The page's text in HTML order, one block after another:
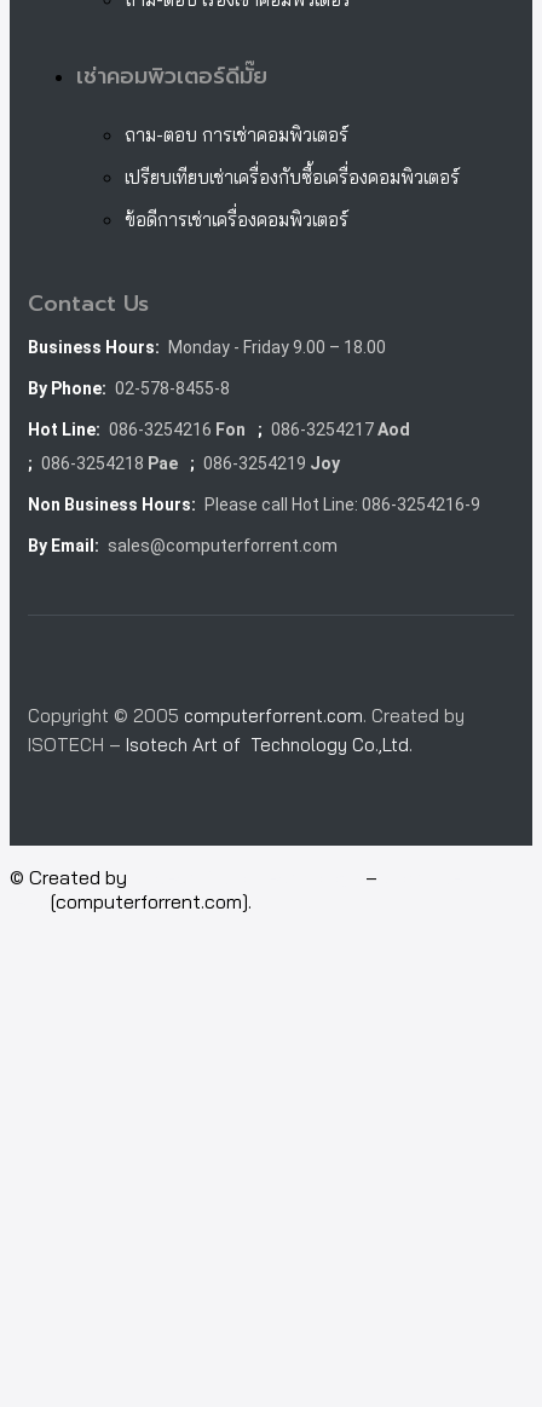
เช่าคอมพิวเตอร์ดีมั๊ย
ถาม-ตอบ การเช่าคอมพิวเตอร์
เปรียบเทียบเช่าเครื่องกับซื้อเครื่องคอมพิวเตอร์
ข้อดีการเช่าเครื่องคอมพิวเตอร์
Contact Us
Business Hours: Monday - Friday 9.00 – 18.00
By Phone: 02-578-8455-8
Hot Line: 086-3254216 Fon ; 086-3254217Aod
; 086-3254218 Pae ; 086-3254219 Joy
Non Business Hours: Please call Hot Line: 086-3254216-9
By Email: sales@computerforrent.com
Copyright © 2005 computerforrent.com. Created by
ISOTECH – Isotech Art of Technology Co.,Ltd.
© Created by –
[computerforrent.com].